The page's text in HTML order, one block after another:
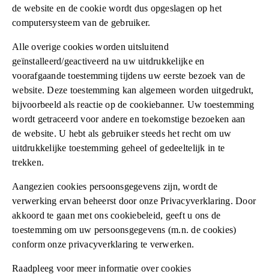
de website en de cookie wordt dus opgeslagen op het
computersysteem van de gebruiker.
Alle overige cookies worden uitsluitend
geïnstalleerd/geactiveerd na uw uitdrukkelijke en
voorafgaande toestemming tijdens uw eerste bezoek van de
website. Deze toestemming kan algemeen worden uitgedrukt,
bijvoorbeeld als reactie op de cookiebanner. Uw toestemming
wordt getraceerd voor andere en toekomstige bezoeken aan
de website. U hebt als gebruiker steeds het recht om uw
uitdrukkelijke toestemming geheel of gedeeltelijk in te
trekken.
Aangezien cookies persoonsgegevens zijn, wordt de
verwerking ervan beheerst door onze Privacyverklaring. Door
akkoord te gaan met ons cookiebeleid, geeft u ons de
toestemming om uw persoonsgegevens (m.n. de cookies)
conform onze privacyverklaring te verwerken.
Raadpleeg voor meer informatie over cookies